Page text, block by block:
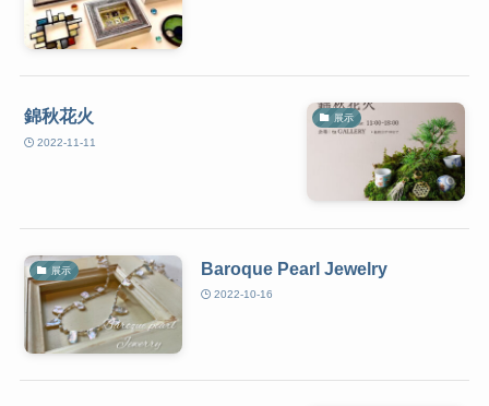
展示
錦秋花火
2022-11-11
展示 Baroque Pearl Jewelry
2022-10-16